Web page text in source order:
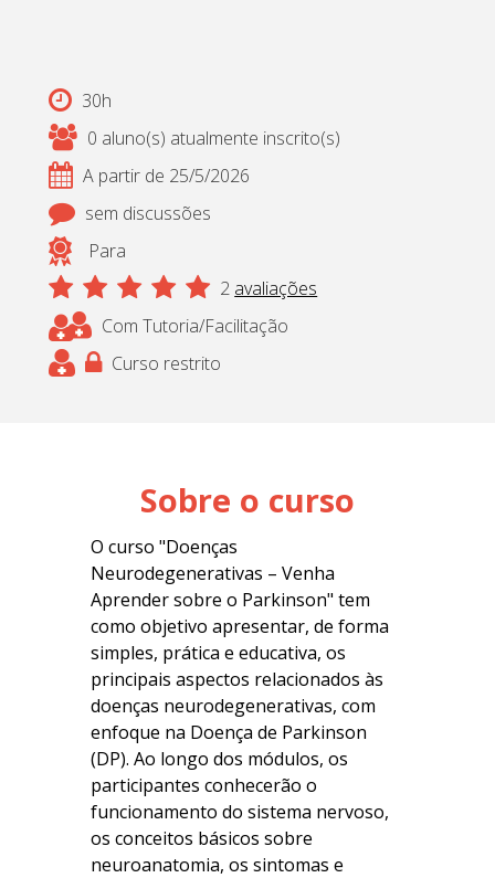
30h
0 aluno(s) atualmente inscrito(s)
A partir de 25/5/2026
sem discussões
Para
2 avaliações
Com Tutoria/Facilitação
Curso restrito
Sobre o curso
O curso "Doenças
Neurodegenerativas – Venha
Aprender sobre o Parkinson" tem
como objetivo apresentar, de forma
simples, prática e educativa, os
principais aspectos relacionados às
doenças neurodegenerativas, com
enfoque na Doença de Parkinson
(DP). Ao longo dos módulos, os
participantes conhecerão o
funcionamento do sistema nervoso,
os conceitos básicos sobre
neuroanatomia, os sintomas e